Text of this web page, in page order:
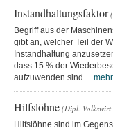
Instandhaltungsfaktor
Begriff aus der
gibt an, welcher Teil der
Instandhaltung
dass 15 % der
aufzuwenden sind....
Hilfslöhne (Dipl. Volkswirt
Hilfslöhne sind im